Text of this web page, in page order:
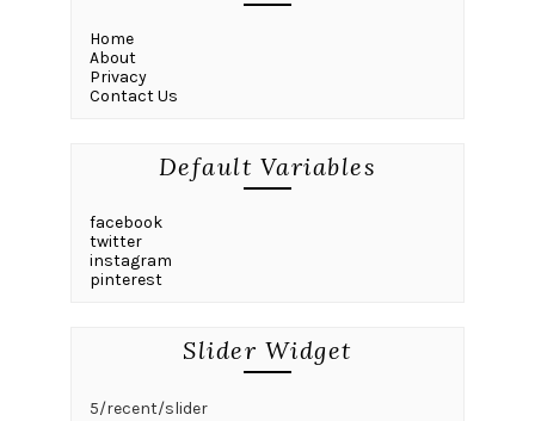
Home
About
Privacy
Contact Us
Default Variables
facebook
twitter
instagram
pinterest
Slider Widget
5/recent/slider